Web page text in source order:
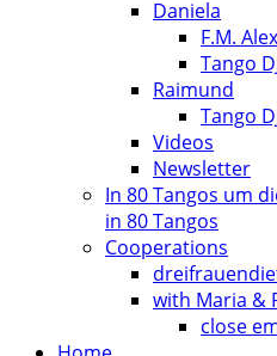
Daniela
F.M.
Tango
Raimund
Tango
Videos
Newsletter
In 80 Tangos um
in 80 Tangos
Cooperations
with Maria &
close